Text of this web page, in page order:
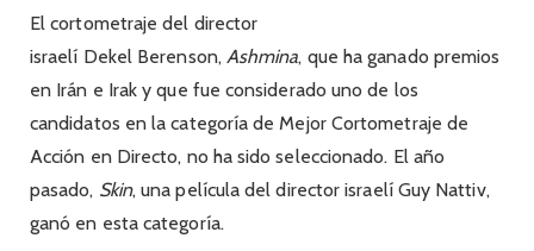
El cortometraje del director
israelí Dekel Berenson, Ashmina, que ha ganado premios
en Irán e Irak y que fue considerado uno de los
candidatos en la categoría de Mejor Cortometraje de
Acción en Directo, no ha sido seleccionado. El año
pasado, Skin, una película del director israelí Guy Nattiv,
ganó en esta categoría.